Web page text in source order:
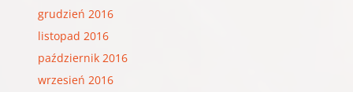
grudzień 2016
listopad 2016
październik 2016
wrzesień 2016